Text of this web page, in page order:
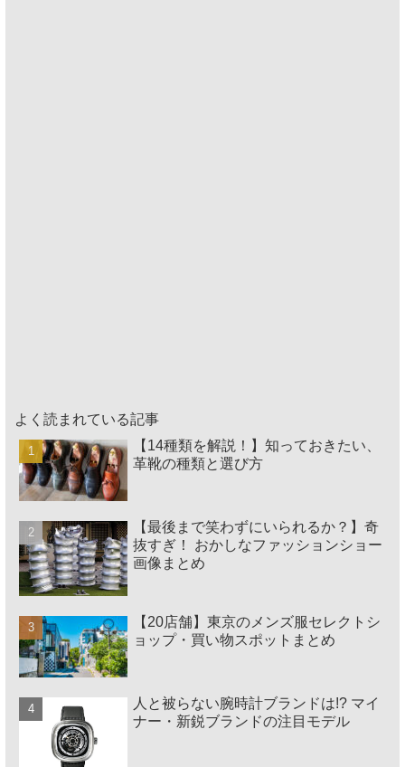
よく読まれている記事
【14種類を解説！】知っておきたい、
革靴の種類と選び方
【最後まで笑わずにいられるか？】奇
抜すぎ！ おかしなファッションショー
画像まとめ
【20店舗】東京のメンズ服セレクトシ
ョップ・買い物スポットまとめ
人と被らない腕時計ブランドは!? マイ
ナー・新鋭ブランドの注目モデル